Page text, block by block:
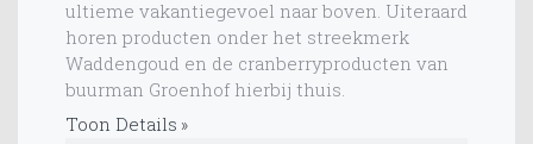
ultieme vakantiegevoel naar boven. Uiteraard
horen producten onder het streekmerk
Waddengoud en de cranberryproducten van
buurman Groenhof hierbij thuis.
Toon Details